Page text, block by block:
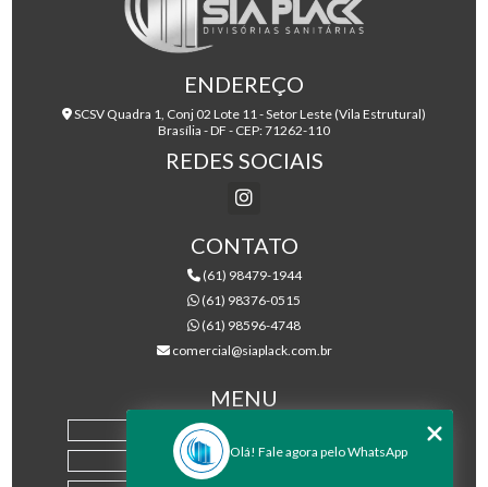
ENDEREÇO
SCSV Quadra 1, Conj 02 Lote 11 - Setor Leste (Vila Estrutural)
Brasília - DF - CEP: 71262-110
REDES SOCIAIS
CONTATO
(61) 98479-1944
(61) 98376-0515
(61) 98596-4748
comercial@siaplack.com.br
MENU
EMPRESA
Olá! Fale agora pelo WhatsApp